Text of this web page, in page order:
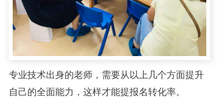
专业技术出身的老师，需要从以上几个方面提升
自己的全面能力，这样才能提报名转化率。